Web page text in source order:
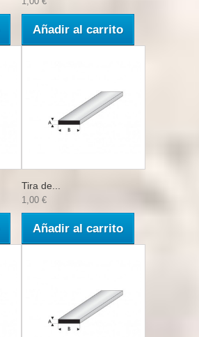
Añadir al carrito
Tira de...
1,00 €
Añadir al carrito